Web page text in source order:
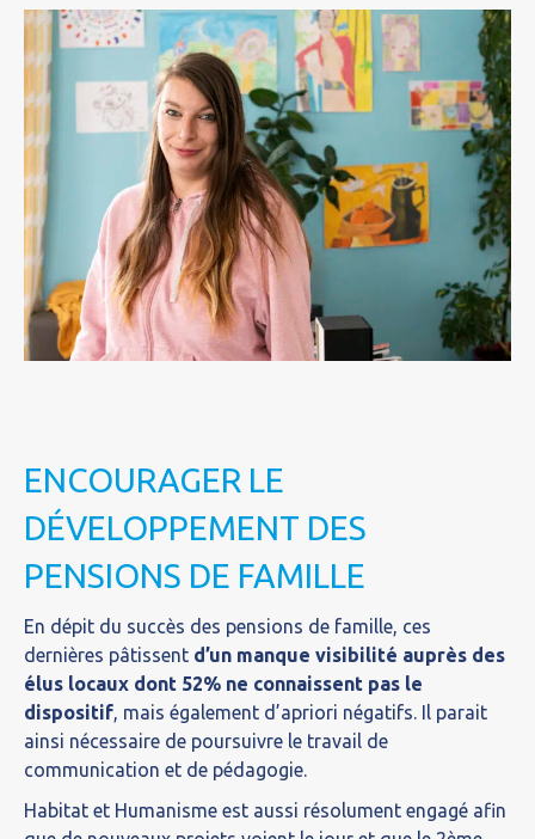
ENCOURAGER LE
DÉVELOPPEMENT DES
PENSIONS DE FAMILLE
En dépit du succès des pensions de famille, ces
dernières pâtissent d’un manque visibilité auprès des
élus locaux dont 52% ne connaissent pas le
dispositif, mais également d’apriori négatifs. Il parait
ainsi nécessaire de poursuivre le travail de
communication et de pédagogie.
Habitat et Humanisme est aussi résolument engagé afin